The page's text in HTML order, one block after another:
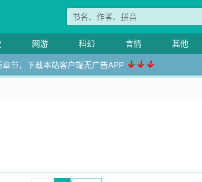
网游 科幻 言情 其他
章节，下载本站客户端无广告APP ↓↓↓